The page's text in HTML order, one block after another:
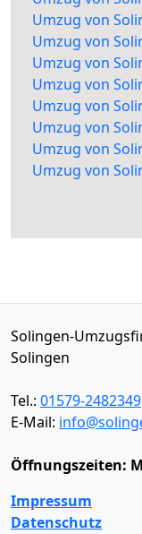
Umzug von
Umzug von
Umzug von
Umzug von
Umzug von
Umzug von
Umzug von
Umzug von
Solingen-
Solingen
Tel.: 01579-2482349
E-Mail:
Öffnungszeiten:
Impressum
Datenschutz